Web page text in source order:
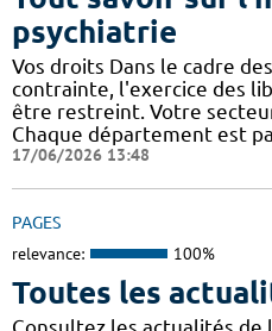
psychiatrie
Vos droits Dans le cadre
contrainte, l'exercice des
être restreint. Votre
Chaque département est
17/06/2026 13:48
PAGES
relevance: 100%
Toutes les